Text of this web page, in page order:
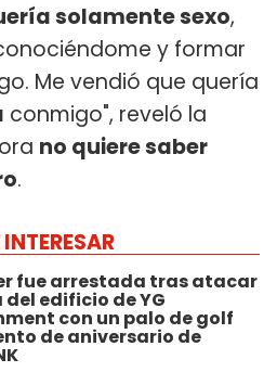
solamente sexo,
y formar
Me vendió que quería
conmigo", reveló la
no quiere saber
.
fue arrestada tras atacar
edificio de YG
con un palo de golf
de aniversario de